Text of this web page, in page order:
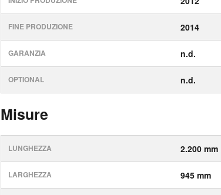
FINE PRODUZIONE 2014
GARANZIA n.d.
OPTIONAL n.d.
Misure
LUNGHEZZA 2.200 mm
LARGHEZZA 945 mm